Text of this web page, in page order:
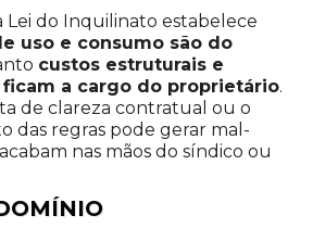
Lei do Inquilinato estabelece
uso e consumo são do
custos estruturais e
a cargo do proprietário.
de clareza contratual ou o
das regras pode gerar mal-
nas mãos do síndico ou